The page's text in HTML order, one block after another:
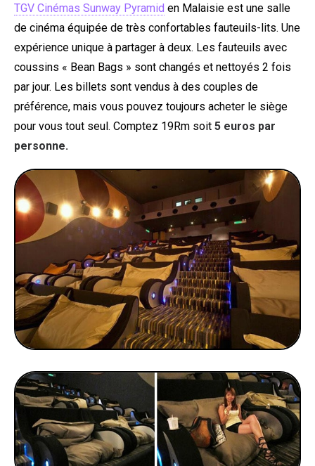
TGV Cinémas Sunway Pyramid en Malaisie est une salle
de cinéma équipée de très confortables fauteuils-lits. Une
expérience unique à partager à deux. Les fauteuils avec
coussins « Bean Bags » sont changés et nettoyés 2 fois
par jour. Les billets sont vendus à des couples de
préférence, mais vous pouvez toujours acheter le siège
pour vous tout seul. Comptez 19Rm soit 5 euros par
personne.